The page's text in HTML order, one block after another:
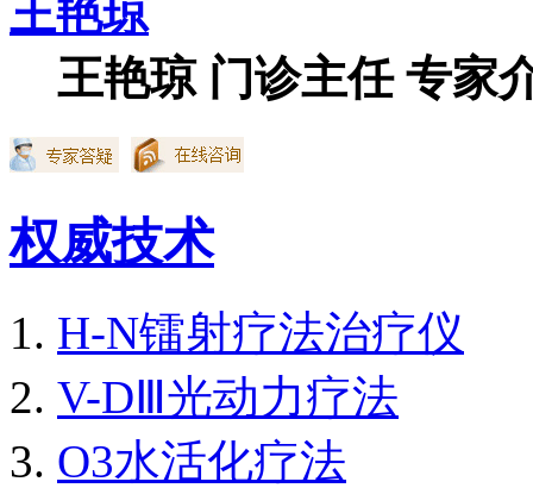
王艳琼
王艳琼 门诊主任 专家
权威技术
H-N镭射疗法治疗仪
V-DⅢ光动力疗法
O3水活化疗法